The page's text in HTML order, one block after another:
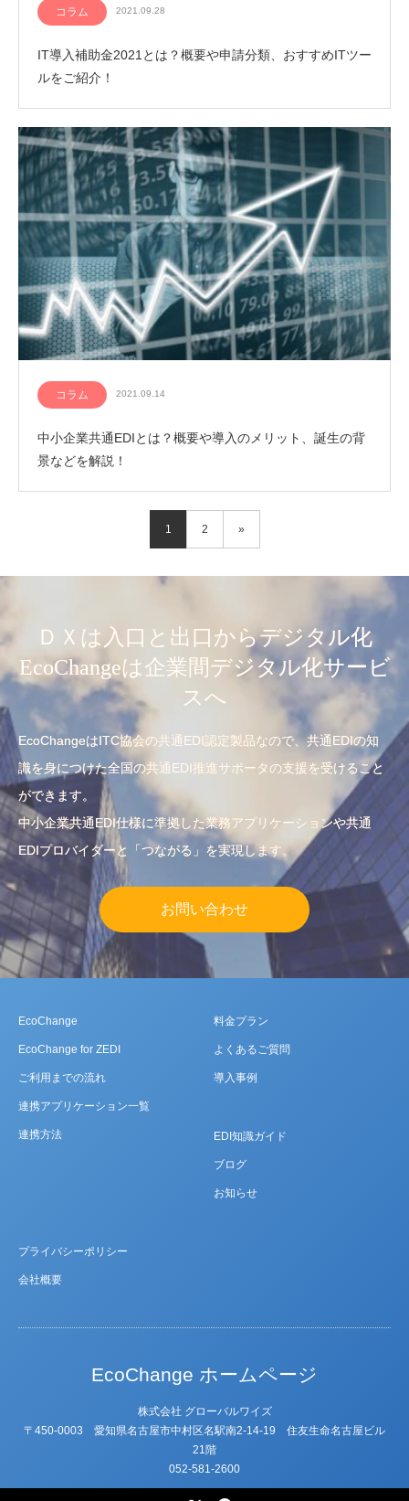
コラム 2021.09.28
IT導入補助金2021とは？概要や申請分類、おすすめITツー
ルをご紹介！
コラム 2021.09.14
中小企業共通EDIとは？概要や導入のメリット、誕生の背
景などを解説！
1 2 »
ＤＸは入口と出口からデジタル化
EcoChangeは企業間デジタル化サービ
スへ
EcoChangeはITC協会の共通EDI認定製品なので、共通EDIの知
識を身につけた全国の共通EDI推進サポータの支援を受けること
ができます。
中小企業共通EDI仕様に準拠した業務アプリケーションや共通
EDIプロバイダーと「つながる」を実現します。
お問い合わせ
EcoChange
EcoChange for ZEDI
ご利用までの流れ
連携アプリケーション一覧
連携方法
料金プラン
よくあるご質問
導入事例
EDI知識ガイド
ブログ
お知らせ
プライバシーポリシー
会社概要
EcoChange ホームページ
株式会社 グローバルワイズ
〒450-0003 愛知県名古屋市中村区名駅南2-14-19 住友⽣命名古屋ビル
21階
052-581-2600